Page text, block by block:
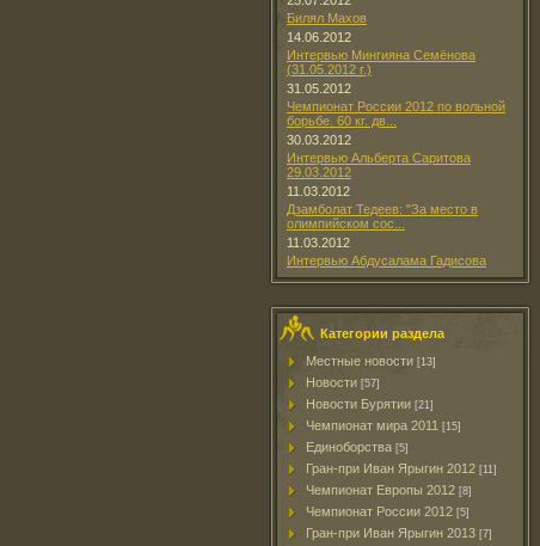
Билял Махов
14.06.2012
Интервью Мингияна Семёнова
(31.05.2012 г.)
31.05.2012
Чемпионат России 2012 по вольной
борьбе. 60 кг. дв...
30.03.2012
Интервью Альберта Саритова
29.03.2012
11.03.2012
Дзамболат Тедеев: "За место в
олимпийском сос...
11.03.2012
Интервью Абдусалама Гадисова
Категории раздела
Местные новости [13]
Новости [57]
Новости Бурятии [21]
Чемпионат мира 2011 [15]
Единоборства [5]
Гран-при Иван Ярыгин 2012 [11]
Чемпионат Европы 2012 [8]
Чемпионат России 2012 [5]
Гран-при Иван Ярыгин 2013 [7]